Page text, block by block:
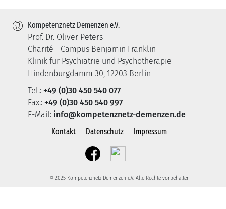
Kompetenznetz Demenzen e.V.
Prof. Dr. Oliver Peters
Charité - Campus Benjamin Franklin
Klinik für Psychiatrie und Psychotherapie
Hindenburgdamm 30, 12203 Berlin
Tel.: +49 (0)30 450 540 077
Fax.: +49 (0)30 450 540 997
E-Mail: info@kompetenznetz-demenzen.de
Kontakt
Datenschutz Impressum
© 2025 Kompetenznetz Demenzen e.V. Alle Rechte vorbehalten